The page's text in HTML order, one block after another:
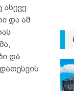
და ამ
და